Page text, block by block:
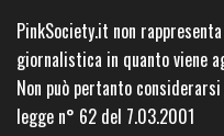
PinkSociety.it non
giornalistica in quanto viene
Non può pertanto
legge n° 62 del 7.03.2001